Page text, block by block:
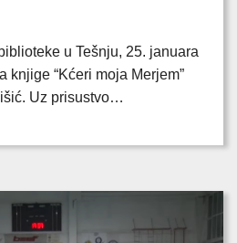
u Tešnju, 25. januara
knjige “Kćeri moja Merjem”
Uz prisustvo…